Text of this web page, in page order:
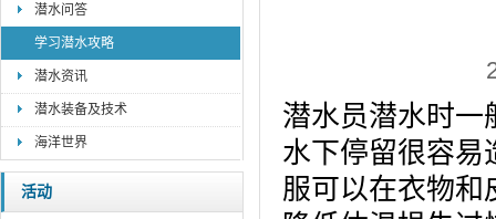
潜水问答
学习潜水攻略
潜水资讯
潜水装备及技术
海洋世界
活动
潜水员潜水时一
水下停留很容易
服可以在衣物和